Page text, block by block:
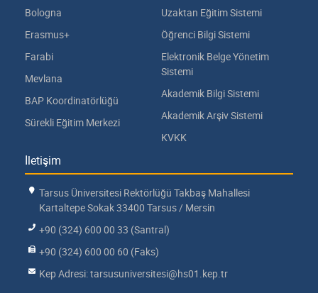
Bologna
Erasmus+
Farabi
Mevlana
BAP Koordinatörlüğü
Sürekli Eğitim Merkezi
Uzaktan Eğitim Sistemi
Öğrenci Bilgi Sistemi
Elektronik Belge Yönetim
Sistemi
Akademik Bilgi Sistemi
Akademik Arşiv Sistemi
KVKK
İletişim
Tarsus Üniversitesi Rektörlüğü Takbaş Mahallesi
Kartaltepe Sokak 33400 Tarsus / Mersin
+90 (324) 600 00 33 (Santral)
+90 (324) 600 00 60 (Faks)
Kep Adresi: tarsusuniversitesi@hs01.kep.tr